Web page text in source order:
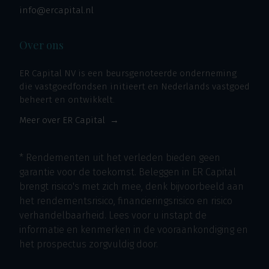
info@ercapital.nl
Over ons
ER Capital NV is een beursgenoteerde onderneming
die vastgoedfondsen initieert en Nederlands vastgoed
beheert en ontwikkelt.
Meer over ER Capital
* Rendementen uit het verleden bieden geen
garantie voor de toekomst. Beleggen in ER Capital
brengt risico's met zich mee, denk bijvoorbeeld aan
het rendementsrisico, financieringsrisico en risico
verhandelbaarheid. Lees voor u instapt de
informatie en kenmerken in de vooraankondiging en
het prospectus zorgvuldig door.